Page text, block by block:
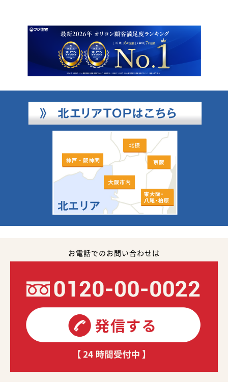
お電話でのお問い合わせは